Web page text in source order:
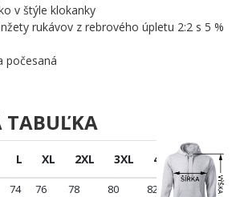
v štýle klokanky
rukávov z rebrového úpletu 2:2 s 5 %
počesaná
TABUĽKA
L XL 2XL 3XL 4XL 5XL
74 76 78 80 82